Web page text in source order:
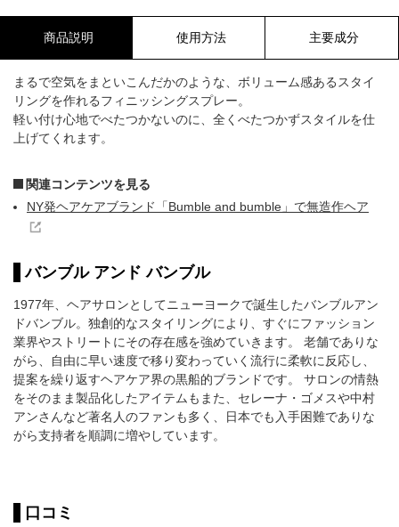
商品説明 使用方法 主要成分
まるで空気をまといこんだかのような、ボリューム感あるスタイ
リングを作れるフィニッシングスプレー。
軽い付け心地でべたつかないのに、全くべたつかずスタイルを仕
上げてくれます。
関連コンテンツを見る
NY発ヘアケアブランド「Bumble and bumble」で無造作ヘア
バンブル アンド バンブル
1977年、ヘアサロンとしてニューヨークで誕生したバンブルアン
ドバンブル。独創的なスタイリングにより、すぐにファッション
業界やストリートにその存在感を強めていきます。 老舗でありな
がら、自由に早い速度で移り変わっていく流行に柔軟に反応し、
提案を繰り返すヘアケア界の黒船的ブランドです。 サロンの情熱
をそのまま製品化したアイテムもまた、セレーナ・ゴメスや中村
アンさんなど著名人のファンも多く、日本でも入手困難でありな
がら支持者を順調に増やしています。
口コミ